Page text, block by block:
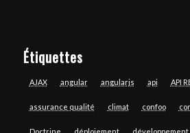
Étiquettes
AJAX angular angularjs api API
assurance qualité climat confoo
Doctrine déploiement développement